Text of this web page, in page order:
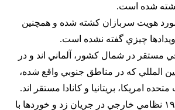
شده است.
مورد هويت سربازان كشته شده و همچنين
چيزي گفته نشده است.
مستقر در شمال كشور، آلماني اند و در
المللي كه در مناطق جنوبي واقع شده،‌
امريكا،‌ بريتانيا و كانادا مستقر اند.
بنابر آمارها حداقل ۱۹۰ نظامي خارجي در جريان زد و خوردها با